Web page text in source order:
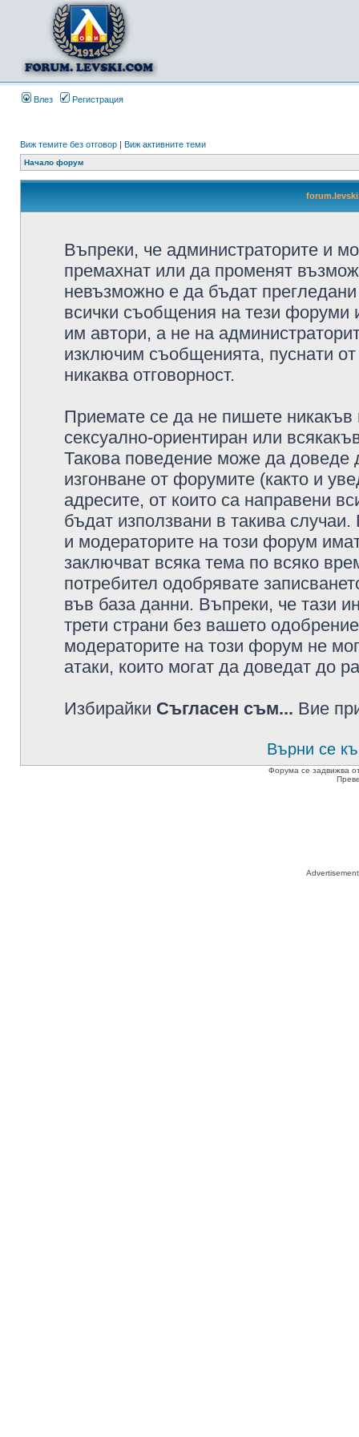
Влез Регистрация
Виж темите без отговор | Виж активните теми
Начало форум
Въпреки, че администраторите и
премахнат или да променят
невъзможно е да бъдат
всички съобщения на тези форуми
им автори, а не на
изключим съобщенията, пуснати
никаква отговорност.
Приемате се да не пишете никакъв
сексуално-ориентиран или
Такова поведение може да доведе
изгонване от форумите (както и
адресите, от които са направени
бъдат използвани в такива
и модераторите на този форум
заключват всяка тема по всяко
потребител одобрявате
във база данни. Въпреки, че тази
трети страни без вашето
модераторите на този форум не
атаки, които могат да доведат до
Избирайки Съгласен съм... Вие
Върни се
Форума се задвижва